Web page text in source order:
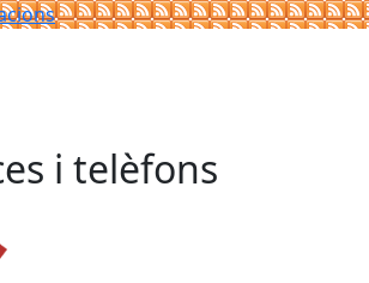
i telèfons